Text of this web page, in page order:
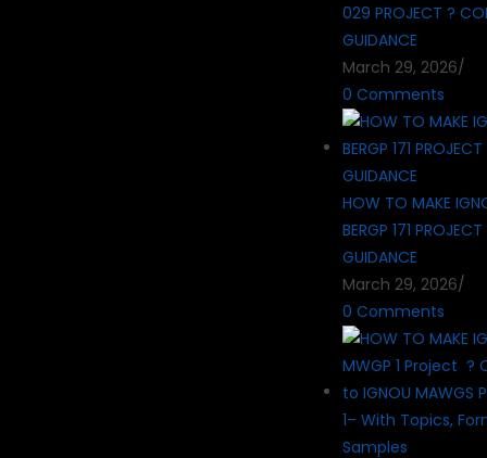
029 PROJECT ?
GUIDANCE
March 29, 2026/
0 Comments
HOW TO MAKE
BERGP 171
GUIDANCE
March 29, 2026/
0 Comments